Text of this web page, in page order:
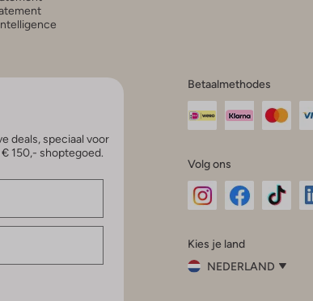
deals, speciaal voor
150,- shoptegoed.
Betaalmethodes
Volg ons
InstagramFacebook
Kies je land
NEDERLAND